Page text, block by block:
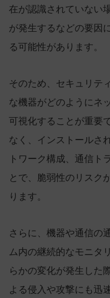
在が認識されていない
が発生するなどの要因
る可能性があります。
そのため、セキュリテ
な機器がどのようにネ
可視化することが重要
なく、インストールさ
トワーク構成、通信ト
とで、脆弱性のリスク
ります。
さらに、機器や通信の
ム内の継続的なモニタ
らかの変化が発生した
よる侵入や攻撃にも迅